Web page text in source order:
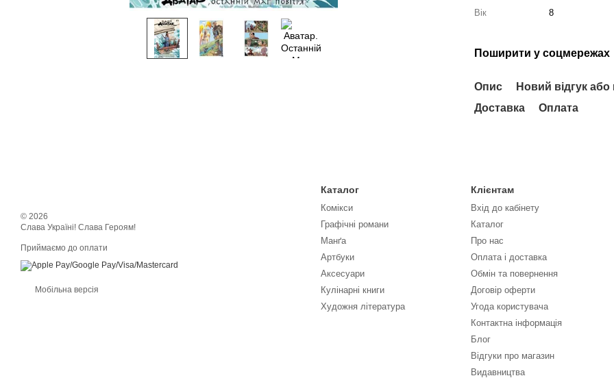
Вік
8
Поширити у соцмережах
Опис
Новий відгук
Доставка
Оплата
© 2026
Слава Україні! Слава Героям!
Приймаємо до оплати
Мобільна версія
Каталог
Комікси
Графічні романи
Манґа
Артбуки
Аксесуари
Кулінарні книги
Художня література
Клієнтам
Вхід до кабінету
Каталог
Про нас
Оплата і доставка
Обмін та повернення
Договір оферти
Угода користувача
Контактна інформація
Блог
Відгуки про магазин
Видавництва